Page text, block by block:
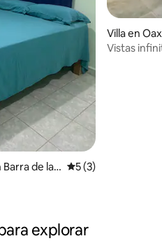
de la
Calificación
5 (3)
Villa en
Vistas
explorar